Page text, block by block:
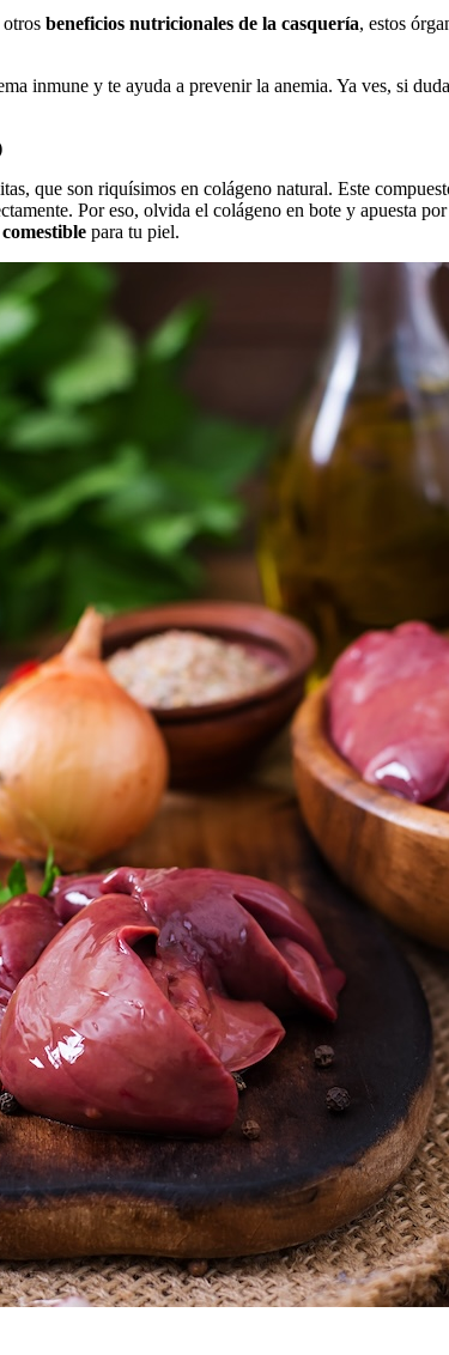
beneficios nutricionales de la casquería, estos
inmune y te ayuda a prevenir la anemia. Ya ves, si
que son riquísimos en colágeno natural. Este
Por eso, olvida el colágeno en bote y apuesta por
para tu piel.